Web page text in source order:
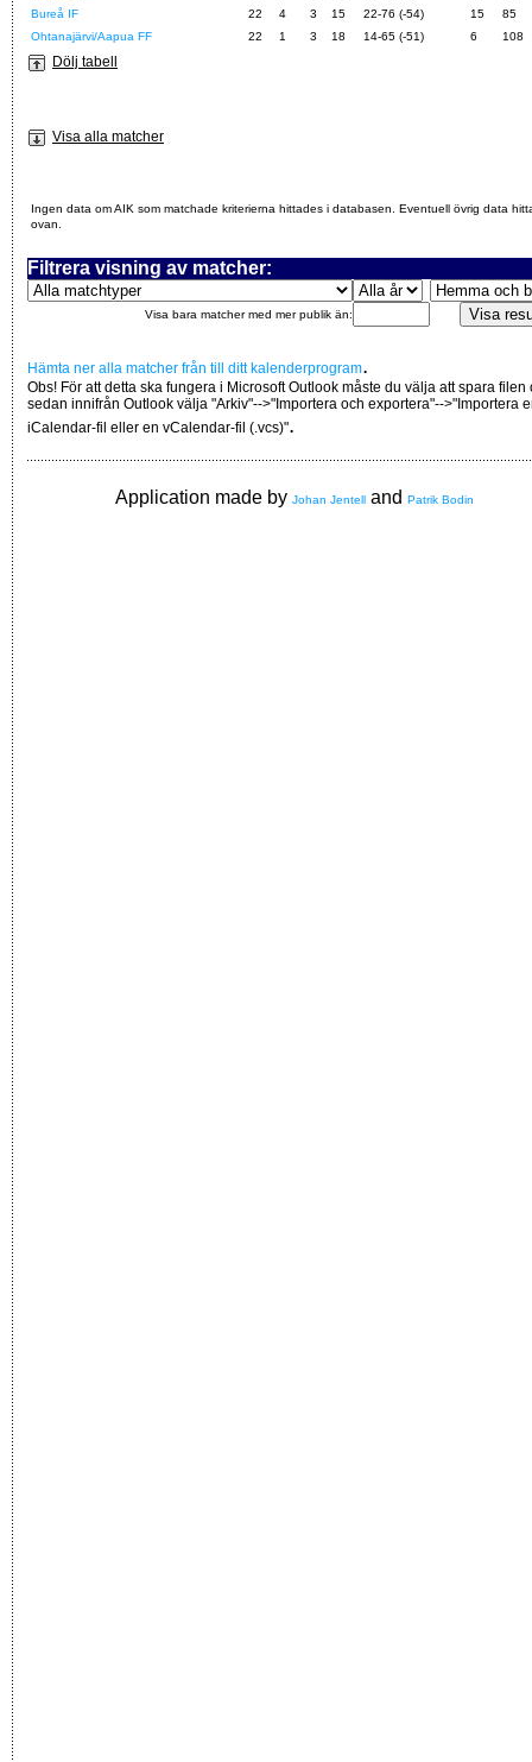
Bureå IF
22 4 3 15 22-76 (-54) 15
85
Ohtanajärvi/Aapua FF
22 1 3 18 14-65 (-51) 6 108
Dölj tabell
Visa alla matcher
Ingen data om AIK som matchade kriterierna hittades i databasen. Eventuell övrig data
ovan.
Filtrera visning av matcher:
Visa bara matcher med mer publik än:
Hämta ner alla matcher från till ditt kalenderprogram.
Obs! För att detta ska fungera i Microsoft Outlook måste du välja att spara filen
sedan innifrån Outlook välja "Arkiv"-->"Importera och exportera"-->"Importera
iCalendar-fil eller en vCalendar-fil (.vcs)".
Application made by Johan Jentell and Patrik Bodin